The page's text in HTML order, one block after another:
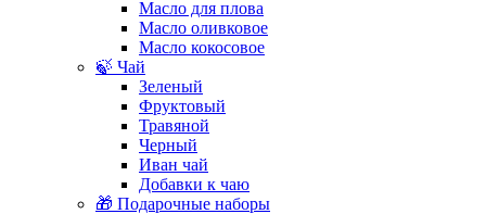
Масло для плова
Масло оливковое
Масло кокосовое
🍃 Чай
Зеленый
Фруктовый
Травяной
Черный
Иван чай
Добавки к чаю
🎁 Подарочные наборы